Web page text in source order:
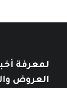
لمعرفة
العروض